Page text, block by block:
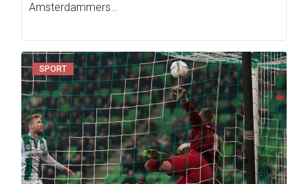
Amsterdammers…
SPORT